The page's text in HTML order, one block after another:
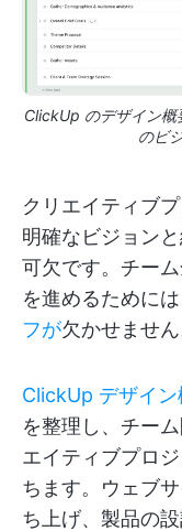
ClickUp のデザイン概
のビ
クリエイティブ
明確なビジョン
可欠です。チー
を進めるために
フが欠かせません
ClickUp デザイン
を整理し、チー
エイティブプロ
ちます。ウェブ
ち上げ、製品の